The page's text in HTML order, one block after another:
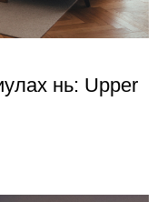
нь: Upper